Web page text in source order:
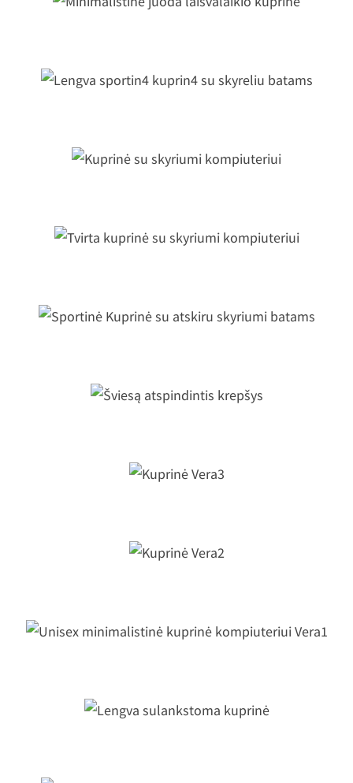
Lengva sportin4 kuprin4 su skyreliu
Sportinė Kuprinė su atskiru skyriumi
Unisex minimalistinė kuprinė